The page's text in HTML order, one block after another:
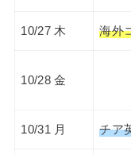
10/27 木 海外
10/28 金
10/31 月 チア